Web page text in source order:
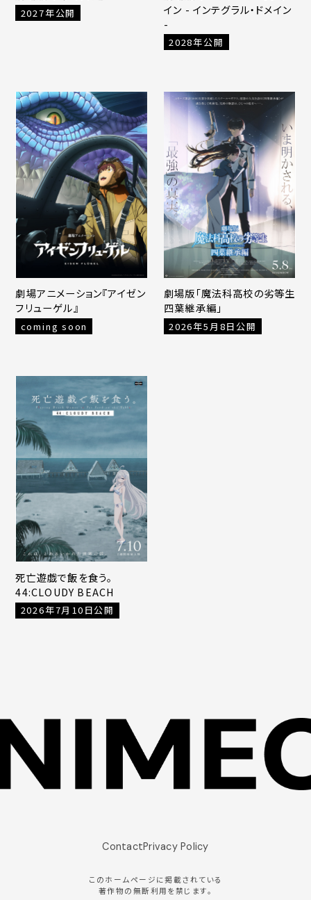
2027年公開
イン - インテグラル・ドメイン
-
2028年公開
劇場アニメーション『アイゼン
フリューゲル』
coming soon
劇場版「魔法科高校の劣等生
四葉継承編」
2026年5月8日公開
死亡遊戯で飯を食う。
44:CLOUDY BEACH
2026年7月10日公開
ContactPrivacy Policy
このホームページに掲載されている
著作物の無断利用を禁じます。